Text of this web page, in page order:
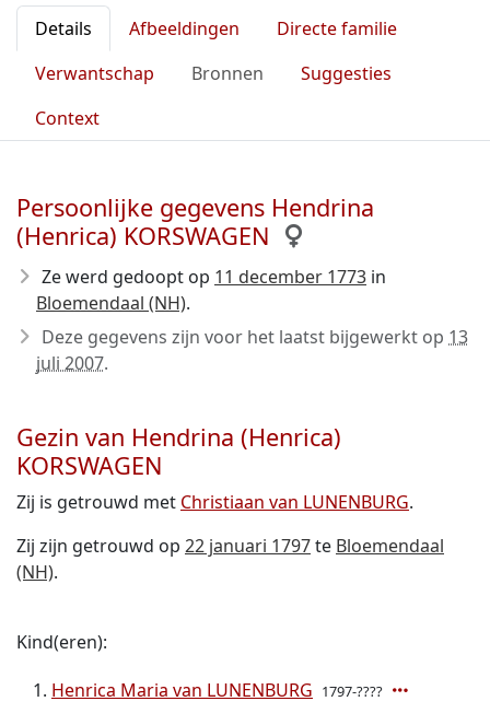
Details Afbeeldingen
Directe familie
Verwantschap
Bronnen
Suggesties
Context
Persoonlijke gegevens Hendrina
(Henrica) KORSWAGEN
Ze werd gedoopt op 11 december 1773 in
Bloemendaal (NH).
Deze gegevens zijn voor het laatst bijgewerkt op 13
juli 2007.
Gezin van Hendrina (Henrica)
KORSWAGEN
Zij is getrouwd met Christiaan van LUNENBURG.
Zij zijn getrouwd op 22 januari 1797te Bloemendaal
(NH).
Kind(eren):
Henrica Maria van LUNENBURG 1797-????